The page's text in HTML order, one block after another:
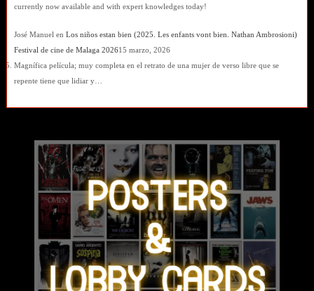
currently now available and with expert knowledges today!
José Manuel en Los niños estan bien (2025. Les enfants vont bien. Nathan Ambrosioni)
Festival de cine de Malaga 202615 marzo, 2026
Magnífica película; muy completa en el retrato de una mujer de verso libre que se
repente tiene que lidiar y…